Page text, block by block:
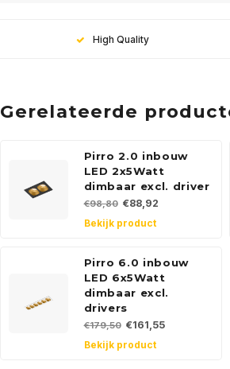
High Quality
Gerelateerde
Pirro 2.0 inbouw
LED 2x5Watt
dimbaar excl. driver
€98,80 €88,92
Bekijk product
Pirro 6.0 inbouw
LED 6x5Watt
dimbaar excl.
drivers
€179,50 €161,55
Bekijk product